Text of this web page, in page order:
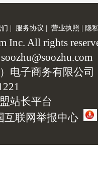
服务协议 营业执照 隐
Inc. All rights
电子商务有限公司
站长平台
互联网举报中心